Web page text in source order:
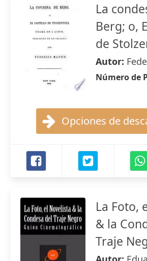
La
Berg; o,
de
Autor:
Número de
Opciones de
La Foto,
& la
Traje